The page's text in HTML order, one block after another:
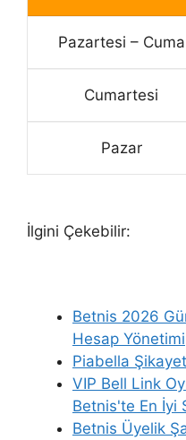
Pazartesi – Cuma
Cumartesi
Pazar
İlgini Çekebilir:
Betnis 2026
Hesap Yönetimi
Piabella Şikayet
VIP Bell Link
Betnis'te En İyi
Betnis Üyelik